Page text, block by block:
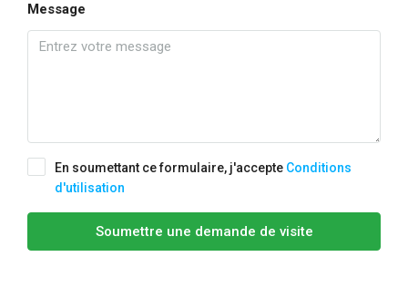
Message
En soumettant ce formulaire, j'accepte Conditions
d'utilisation
Soumettre une demande de visite